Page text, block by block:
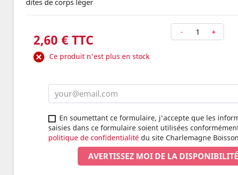
dites de corps léger
2,60 € TTC
Ce produit n'est plus en stock
- +
En soumettant ce formulaire, j'accepte que les
saisies dans ce formulaire soient utilisées
politique de confidentialité du site Charlemagne
AVERTISSEZ MOI DE LA DISPONIBILITÉ